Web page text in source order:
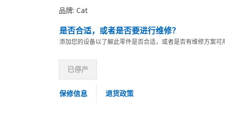
品牌: Cat
是否合适，或者是否要进行维修？
添加您的设备以了解此零件是否合适，或者是否有维修方案可
已停产
保修信息 退货政策